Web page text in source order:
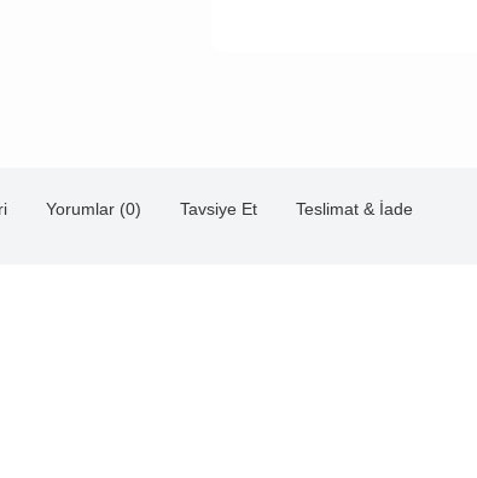
Yorumlar (0) Tavsiye Et Teslimat & İade